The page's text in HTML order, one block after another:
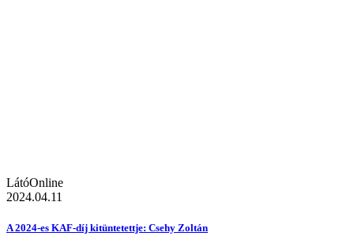
LátóOnline
2024.04.11
A 2024-es KAF-díj kitüntetettje: Csehy Zoltán